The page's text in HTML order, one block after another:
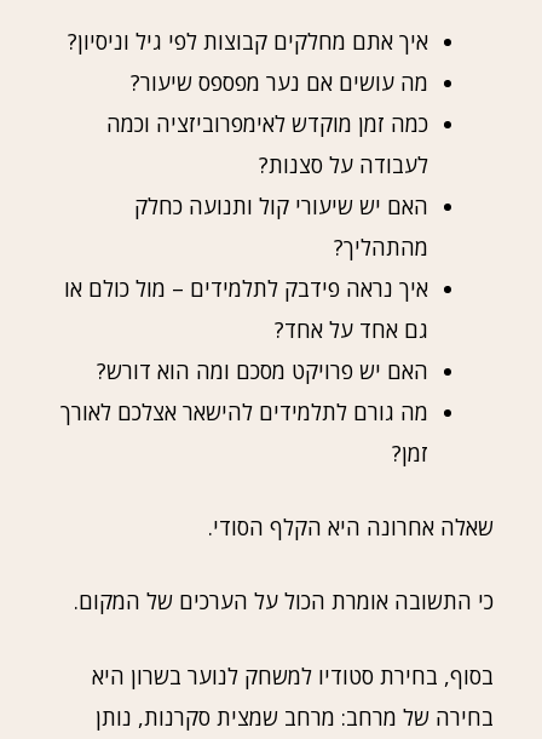
איך אתם מחלקים קבוצות לפי גיל וניסיון?
מה עושים אם נער מפספס שיעור?
כמה זמן מוקדש לאימפרוביזציה וכמה
לעבודה על סצנות?
האם יש שיעורי קול ותנועה כחלק
מהתהליך?
איך נראה פידבק לתלמידים – מול כולם או
גם אחד על אחד?
האם יש פרויקט מסכם ומה הוא דורש?
מה גורם לתלמידים להישאר אצלכם לאורך
זמן?
שאלה אחרונה היא הקלף הסודי.
כי התשובה אומרת הכול על הערכים של המקום.
בסוף, בחירת סטודיו למשחק לנוער בשרון היא
בחירה של מרחב: מרחב שמצית סקרנות, נותן